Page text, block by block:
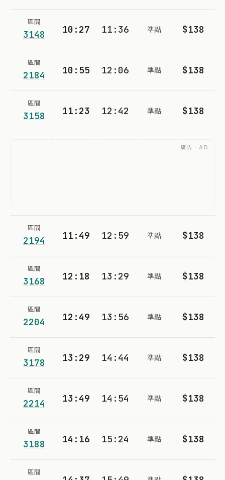
區間
3148 10:27 11:36 準點 $138
區間
2184 10:55 12:06 準點 $138
區間
3158 11:23 12:42 準點 $138
廣告 · AD
區間
2194 11:49 12:59 準點 $138
區間
3168 12:18 13:29 準點 $138
區間
2204 12:49 13:56 準點 $138
區間
3178 13:29 14:44 準點 $138
區間
2214 13:49 14:54 準點 $138
區間
3188 14:16 15:24 準點 $138
區間